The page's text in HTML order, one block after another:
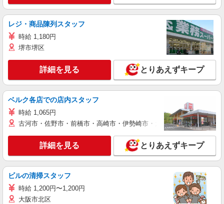
レジ・商品陳列スタッフ
時給 1,180円
堺市堺区
詳細を見る とりあえずキープ
ベルク各店での店内スタッフ
時給 1,065円
古河市・佐野市・前橋市・高崎市・伊勢崎市・太田市・館林市・藤
詳細を見る とりあえずキープ
ビルの清掃スタッフ
時給 1,200円〜1,200円
大阪市北区